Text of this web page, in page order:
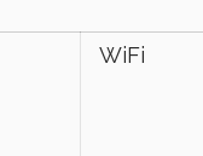
WiFi